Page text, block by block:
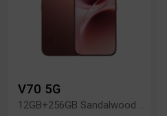
V70 5G